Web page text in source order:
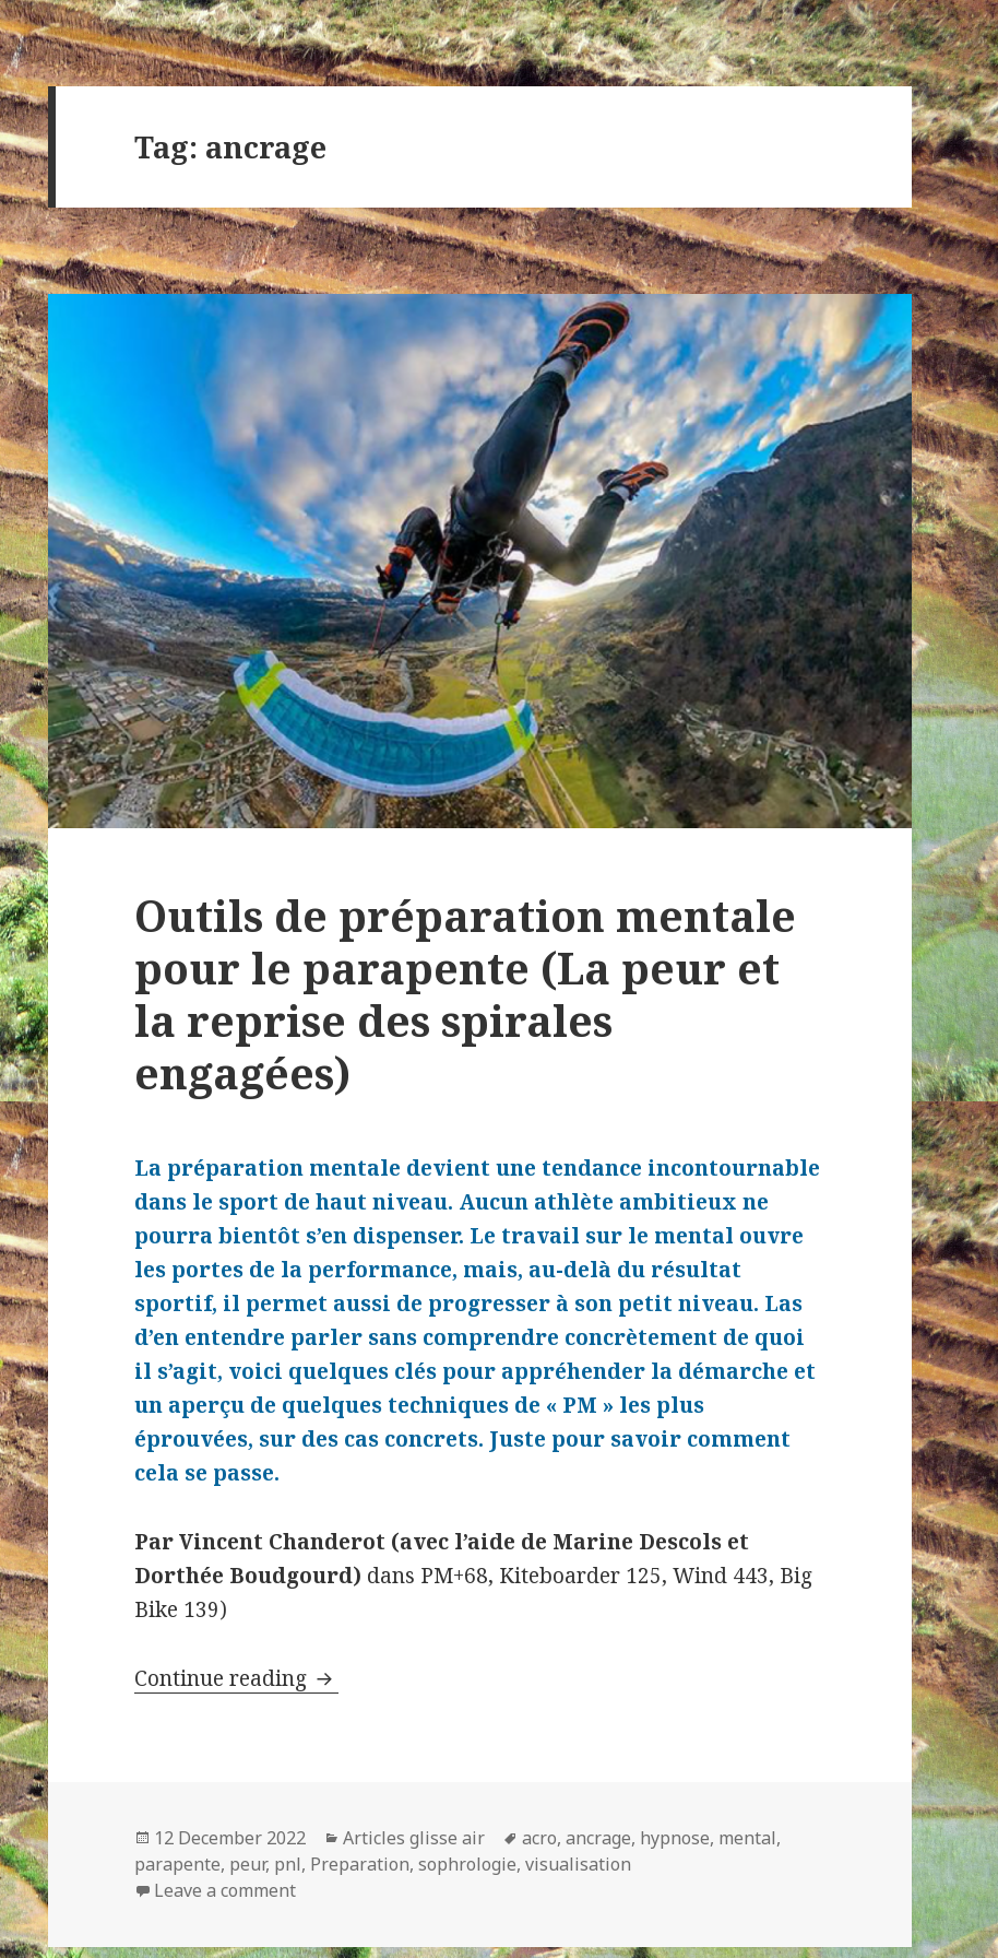
Tag: ancrage
Outils de préparation mentale
pour le parapente (La peur et
la reprise des spirales
engagées)
La préparation mentale devient une tendance incontournable
dans le sport de haut niveau. Aucun athlète ambitieux ne
pourra bientôt s’en dispenser. Le travail sur le mental ouvre
les portes de la performance, mais, au-delà du résultat
sportif, il permet aussi de progresser à son petit niveau. Las
d’en entendre parler sans comprendre concrètement de quoi
il s’agit, voici quelques clés pour appréhender la démarche et
un aperçu de quelques techniques de « PM » les plus
éprouvées, sur des cas concrets. Juste pour savoir comment
cela se passe.
Par Vincent Chanderot (avec l’aide de Marine Descols et
Dorthée Boudgourd) dans PM+68, Kiteboarder 125, Wind 443, Big
Bike 139)
Continue reading Outils de préparation mentale pour le parapente (La peur et la
Posted
on
12 December 2022 Categories
Articles glisse air Tags
acro,ancrage, hypnose, mental,
parapente, peur, pnl, Preparation,sophrologie,visualisation
Leave a commenton Outils de préparation mentale pour le parapente (La peur et la reprise des